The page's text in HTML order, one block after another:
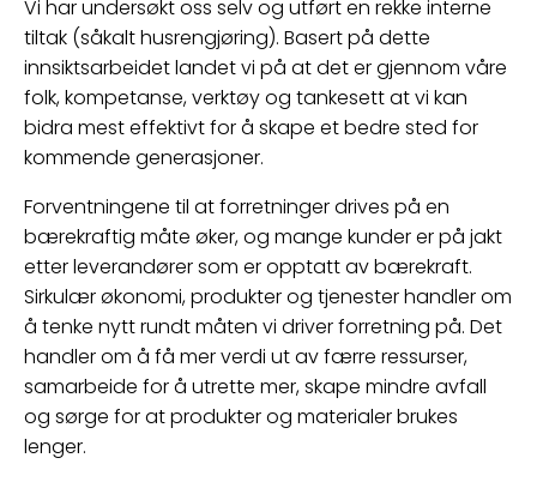
Vi har undersøkt oss selv og utført en rekke interne
tiltak (såkalt husrengjøring). Basert på dette
innsiktsarbeidet landet vi på at det er gjennom våre
folk, kompetanse, verktøy og tankesett at vi kan
bidra mest effektivt for å skape et bedre sted for
kommende generasjoner.
Forventningene til at forretninger drives på en
bærekraftig måte øker, og mange kunder er på jakt
etter leverandører som er opptatt av bærekraft.
Sirkulær økonomi, produkter og tjenester handler om
å tenke nytt rundt måten vi driver forretning på. Det
handler om å få mer verdi ut av færre ressurser,
samarbeide for å utrette mer, skape mindre avfall
og sørge for at produkter og materialer brukes
lenger.